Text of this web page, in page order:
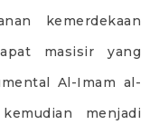
kemerdekaan
masisir yang
Al-Imam al-
menjadi